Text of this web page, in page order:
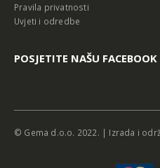
Pravila privatnosti
Uvjeti i odredbe
POSJETITE NAŠU
© Gema d.o.o. 2022. | Izrada i